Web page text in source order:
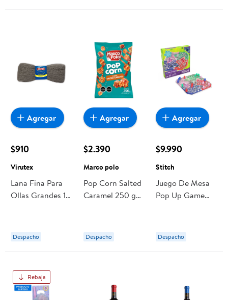
$910
Virutex
Lana Fina Para
Ollas Grandes 1
Despacho
Agregar
$2.390
Marco polo
Pop Corn Salted
Caramel 250 g
Despacho
Agregar
$9.990
Stitch
Juego De Mesa
Pop Up Game
Despacho
Agregar
Rebaja